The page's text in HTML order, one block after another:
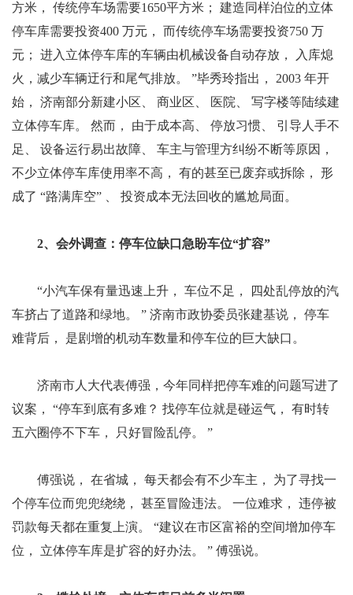
方米， 传统停车场需要1650平方米； 建造同样泊位的立体
停车库需要投资400 万元， 而传统停车场需要投资750 万
元； 进入立体停车库的车辆由机械设备自动存放， 入库熄
火，减少车辆迂行和尾气排放。 ”毕秀玲指出， 2003 年开
始， 济南部分新建小区、 商业区、 医院、 写字楼等陆续建
立体停车库。 然而， 由于成本高、 停放习惯、 引导人手不
足、 设备运行易出故障、 车主与管理方纠纷不断等原因，
不少立体停车库使用率不高， 有的甚至已废弃或拆除， 形
成了 “路满库空” 、 投资成本无法回收的尴尬局面。
2、会外调查：停车位缺口急盼车位“扩容”
“小汽车保有量迅速上升， 车位不足， 四处乱停放的汽
车挤占了道路和绿地。 ” 济南市政协委员张建基说， 停车
难背后， 是剧增的机动车数量和停车位的巨大缺口。
济南市人大代表傅强，今年同样把停车难的问题写进了
议案， “停车到底有多难？ 找停车位就是碰运气， 有时转
五六圈停不下车， 只好冒险乱停。 ”
傅强说， 在省城， 每天都会有不少车主， 为了寻找一
个停车位而兜兜绕绕， 甚至冒险违法。 一位难求， 违停被
罚款每天都在重复上演。 “建议在市区富裕的空间增加停车
位， 立体停车库是扩容的好办法。 ” 傅强说。